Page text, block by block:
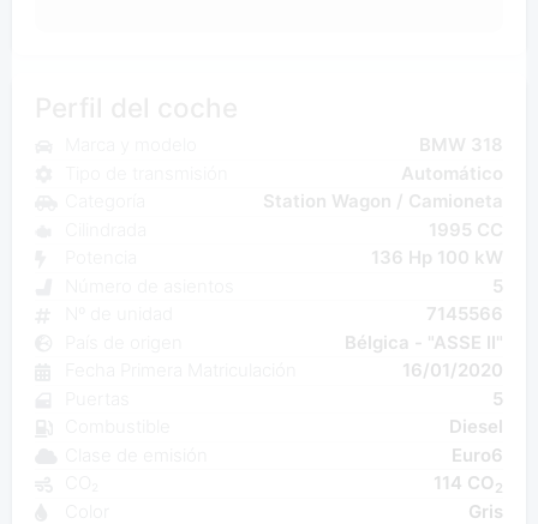
BMW 318
Automático
Station Wagon / Camioneta
1995 CC
136 Hp 100 kW
5
7145566
Bélgica - "ASSE II"
16/01/2020
5
Diesel
Euro6
114 CO 2
Gris